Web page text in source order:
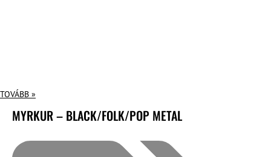
TOVÁBB »
MYRKUR – BLACK/FOLK/POP METAL